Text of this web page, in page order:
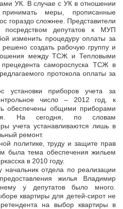
УК. В случае с УК в отношении
меры, прописанные
гораздо сложнее. Представители
депутатов к МУП
изменить процедуру оплаты за
создать рабочую группу и
между ТСЖ и Тепловыми
самороспуска ТСЖ в
протокола оплаты за
установки приборов учета за
число – 2012 год, к
обеспечены общими приборами
На сегодня, по словам
учета устанавливаются лишь в
ремонт.
политике, труду и защите прав
была тема обеспечения жильем
в 2010 году.
отдела по реализации
жилья Владимир
у депутатов было много.
квартиры для детей-сирот не
на выбор квартиры в